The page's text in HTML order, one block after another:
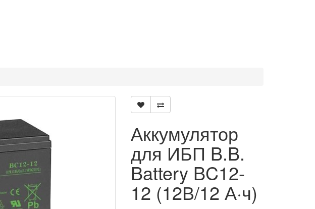
Аккумулятор
для ИБП B.B.
Battery BC12-
12 (12В/12 А·ч)